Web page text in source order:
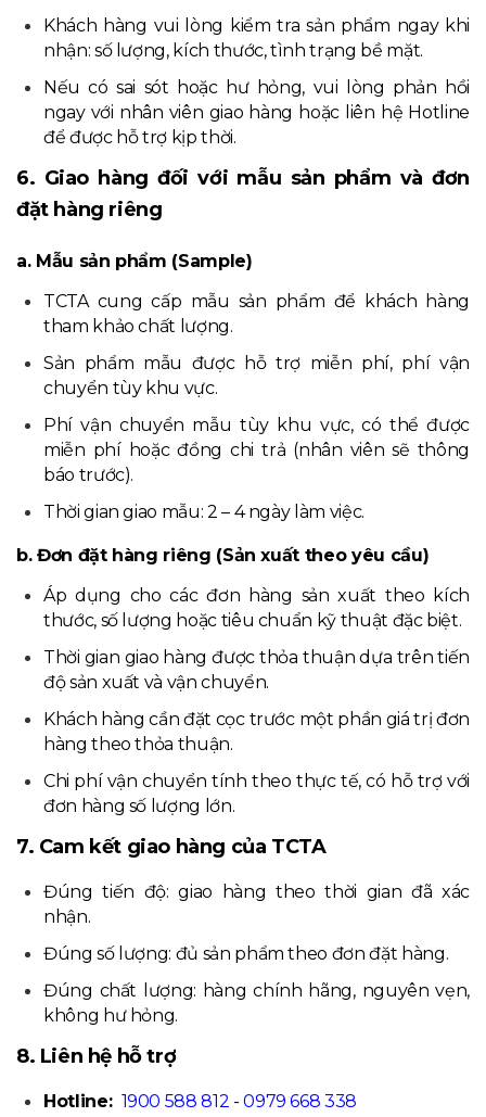
Khách hàng vui lòng kiểm tra sản phẩm ngay khi
nhận: số lượng, kích thước, tình trạng bề mặt.
Nếu có sai sót hoặc hư hỏng, vui lòng phản hồi
ngay với nhân viên giao hàng hoặc liên hệ Hotline
để được hỗ trợ kịp thời.
6. Giao hàng đối với mẫu sản phẩm và đơn
đặt hàng riêng
a. Mẫu sản phẩm (Sample)
TCTA cung cấp mẫu sản phẩm để khách hàng
tham khảo chất lượng.
Sản phẩm mẫu được hỗ trợ miễn phí, phí vận
chuyển tùy khu vực.
Phí vận chuyển mẫu tùy khu vực, có thể được
miễn phí hoặc đồng chi trả (nhân viên sẽ thông
báo trước).
Thời gian giao mẫu: 2 – 4 ngày làm việc.
b. Đơn đặt hàng riêng (Sản xuất theo yêu cầu)
Áp dụng cho các đơn hàng sản xuất theo kích
thước, số lượng hoặc tiêu chuẩn kỹ thuật đặc biệt.
Thời gian giao hàng được thỏa thuận dựa trên tiến
độ sản xuất và vận chuyển.
Khách hàng cần đặt cọc trước một phần giá trị đơn
hàng theo thỏa thuận.
Chi phí vận chuyển tính theo thực tế, có hỗ trợ với
đơn hàng số lượng lớn.
7. Cam kết giao hàng của TCTA
Đúng tiến độ: giao hàng theo thời gian đã xác
nhận.
Đúng số lượng: đủ sản phẩm theo đơn đặt hàng.
Đúng chất lượng: hàng chính hãng, nguyên vẹn,
không hư hỏng.
8. Liên hệ hỗ trợ
Hotline: 1900 588 812 -0979 668 338